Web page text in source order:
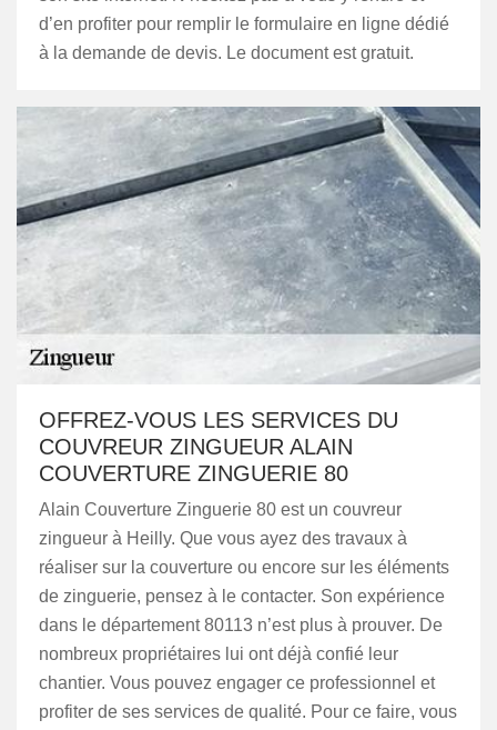
d’en profiter pour remplir le formulaire en ligne dédié
à la demande de devis. Le document est gratuit.
OFFREZ-VOUS LES SERVICES DU
COUVREUR ZINGUEUR ALAIN
COUVERTURE ZINGUERIE 80
Alain Couverture Zinguerie 80 est un couvreur
zingueur à Heilly. Que vous ayez des travaux à
réaliser sur la couverture ou encore sur les éléments
de zinguerie, pensez à le contacter. Son expérience
dans le département 80113 n’est plus à prouver. De
nombreux propriétaires lui ont déjà confié leur
chantier. Vous pouvez engager ce professionnel et
profiter de ses services de qualité. Pour ce faire, vous